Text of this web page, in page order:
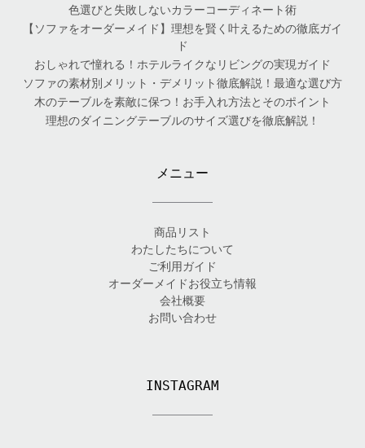
色選びと失敗しないカラーコーディネート術
【ソファをオーダーメイド】理想を賢く叶えるための徹底ガイ
ド
おしゃれで憧れる！ホテルライクなリビングの実現ガイド
ソファの素材別メリット・デメリット徹底解説！最適な選び方
木のテーブルを素敵に保つ！お手入れ方法とそのポイント
理想のダイニングテーブルのサイズ選びを徹底解説！
メニュー
商品リスト
わたしたちについて
ご利用ガイド
オーダーメイドお役立ち情報
会社概要
お問い合わせ
INSTAGRAM